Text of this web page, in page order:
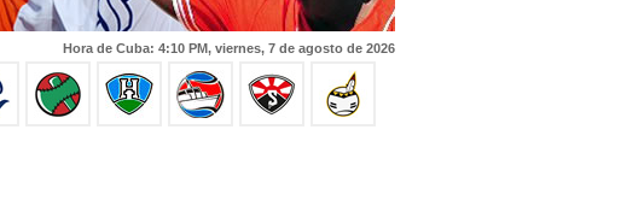
Hora de Cuba: 4:10 PM, viernes, 7 de agosto de 2026